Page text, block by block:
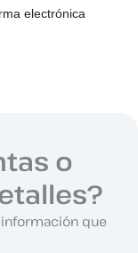
electrónica
o
que